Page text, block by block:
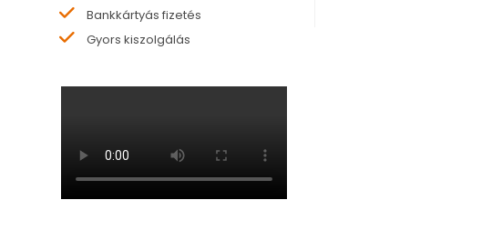
Bankkártyás fizetés
Gyors kiszolgálás